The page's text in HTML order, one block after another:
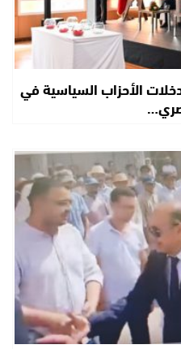
الأحزاب السياسية في